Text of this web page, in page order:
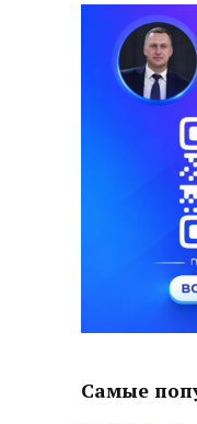
Самые